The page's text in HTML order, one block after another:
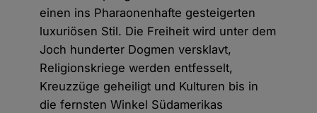
einen ins Pharaonenhafte gesteigerten
luxuriösen Stil. Die Freiheit wird unter dem
Joch hunderter Dogmen versklavt,
Religionskriege werden entfesselt,
Kreuzzüge geheiligt und Kulturen bis in
die fernsten Winkel Südamerikas